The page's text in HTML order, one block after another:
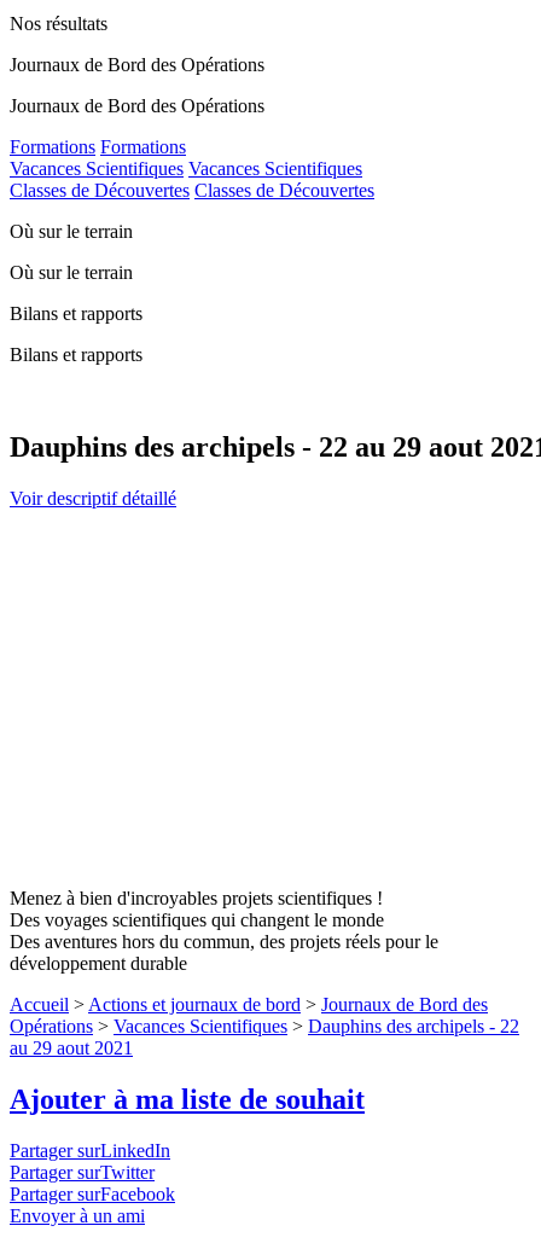
Nos résultats
Journaux de Bord des Opérations
Journaux de Bord des Opérations
Formations Formations
Vacances Scientifiques Vacances Scientifiques
Classes de Découvertes Classes de Découvertes
Où sur le terrain
Où sur le terrain
Bilans et rapports
Bilans et rapports
Dauphins des archipels - 22 au 29 aout
Voir descriptif détaillé
Menez à bien d'incroyables projets scientifiques !
Des voyages scientifiques qui changent le monde
Des aventures hors du commun, des projets réels pour le
développement durable
Accueil > Actions et journaux de bord > Journaux de Bord des
Opérations > Vacances Scientifiques > Dauphins des archipels - 22
au 29 aout 2021
Ajouter à ma liste de souhait
Partager surLinkedIn
Partager surTwitter
Partager surFacebook
Envoyer à un ami